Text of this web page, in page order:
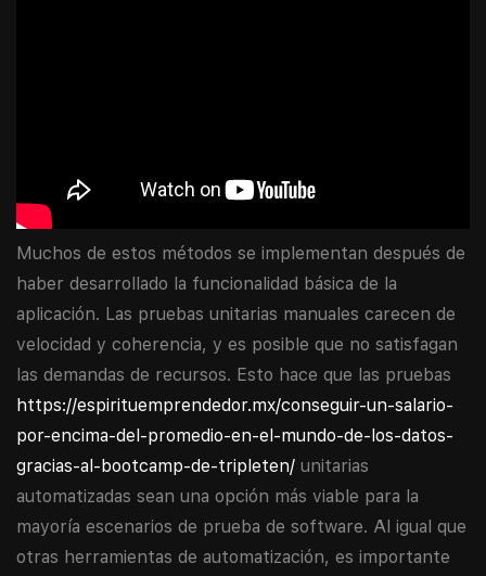
Muchos de estos métodos se implementan después de
haber desarrollado la funcionalidad básica de la
aplicación. Las pruebas unitarias manuales carecen de
velocidad y coherencia, y es posible que no satisfagan
las demandas de recursos. Esto hace que las pruebas
https://espirituemprendedor.mx/conseguir-un-salario-
por-encima-del-promedio-en-el-mundo-de-los-datos-
gracias-al-bootcamp-de-tripleten/ unitarias
automatizadas sean una opción más viable para la
mayoría escenarios de prueba de software. Al igual que
otras herramientas de automatización, es importante